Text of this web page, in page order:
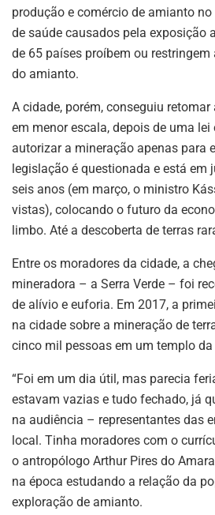
produção e comércio de amianto
de saúde causados pela exposição
de 65 países proíbem ou restringem
do amianto.
A cidade, porém, conseguiu
em menor escala, depois de uma
autorizar a mineração apenas para
legislação é questionada e está em
seis anos (em março, o ministro
vistas), colocando o futuro da
limbo. Até a descoberta de terras
Entre os moradores da cidade, a
mineradora – a Serra Verde – foi
de alívio e euforia. Em 2017, a
na cidade sobre a mineração de
cinco mil pessoas em um templo da
“Foi em um dia útil, mas parecia
estavam vazias e tudo fechado, já
na audiência – representantes das
local. Tinha moradores com o
o antropólogo Arthur Pires do
na época estudando a relação da
exploração de amianto.